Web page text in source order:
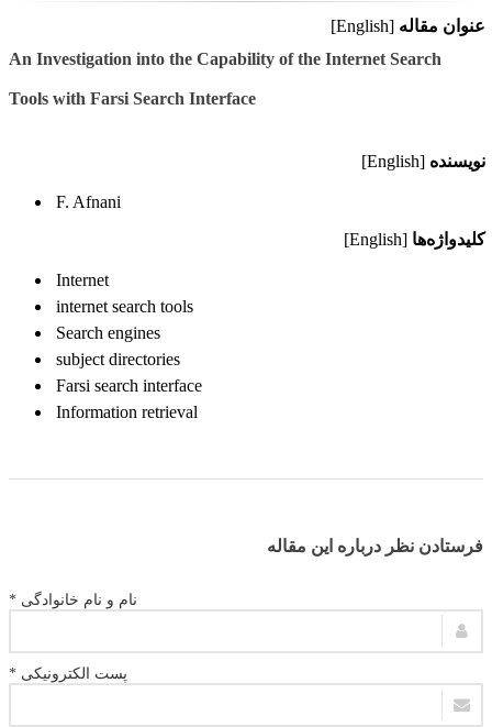
عنوان مقاله [English]
An Investigation into the Capability of the Internet Search
Tools with Farsi Search Interface
نویسنده [English]
F. Afnani
کلیدواژه‌ها [English]
Internet
internet search tools
Search engines
subject directories
Farsi search interface
Information retrieval
فرستادن نظر درباره این مقاله
نام و نام خانوادگی *
پست الکترونیکی *